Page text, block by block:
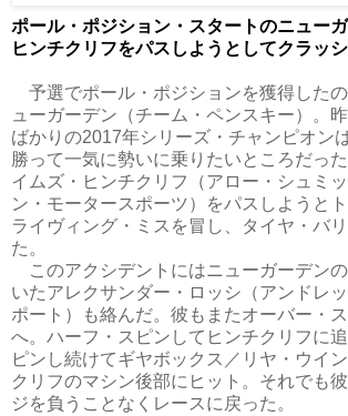
ポール・ポジション・スタートのニュー
ヒンチクリフをパスしようとしてクラッシ
予選でポール・ポジションを獲得した
ューガーデン（チーム・ペンスキー）。
ばかりの2017年シリーズ・チャンピオン
勝って一気に勢いに乗りたいところだっ
イムズ・ヒンチクリフ（アロー・シュミ
ン・モータースポーツ）をパスしようと
ライヴィング・ミスを冒し、タイヤ・バ
た。
このアクシデントにはニューガーデン
いたアレクサンダー・ロッシ（アンドレ
ポート）も絡んだ。彼もまたオーバー・
へ。ハーフ・スピンしてヒンチクリフに
ピンし続けてギヤボックス／リヤ・ウイ
クリフのマシン後部にヒット。それでも
ジを負うことなくレースに戻った。